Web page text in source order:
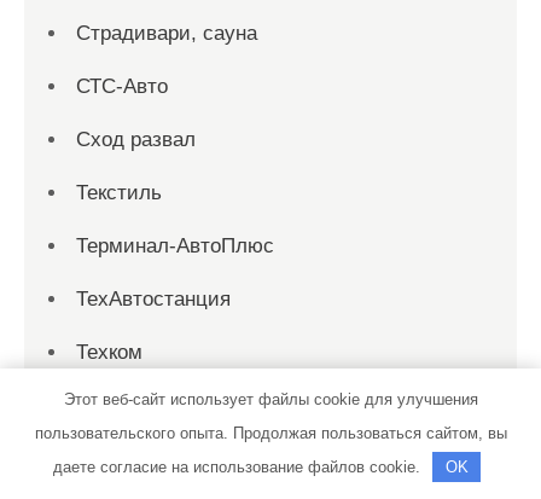
Страдивари, сауна
СТС-Авто
Сход развал
Текстиль
Терминал-АвтоПлюс
ТехАвтостанция
Техком
Техосмотр
Тихая заводь, сауна
Этот веб-сайт использует файлы cookie для улучшения
пользовательского опыта. Продолжая пользоваться сайтом, вы
даете согласие на использование файлов cookie.
OK